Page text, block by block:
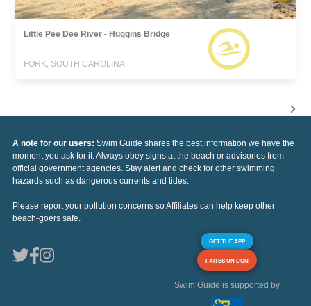
Little Pee Dee River - Huggins Bridge
FORK, SOUTH CAROLINA
A note for our users: Swim Guide shares the best information we have the
moment you ask for it. Always obey signs at the beach or advisories from
official government agencies. Stay alert and check for other swimming
hazards such as dangerous currents and tides.
Please report your pollution concerns so Affiliates can help keep other
beach-goers safe.
GET THE APP
FAITES UN DON
Swim Guide is supported by